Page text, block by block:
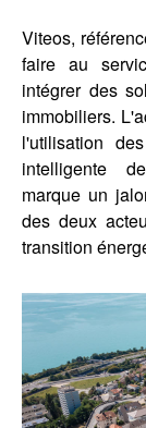
Viteos,
faire au
intégrer des
immobiliers.
l'utilisation
intelligente
marque un
des deux
transition